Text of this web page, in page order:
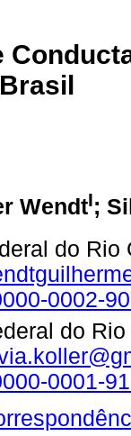
WendtI;
do
0002-
do
0001-